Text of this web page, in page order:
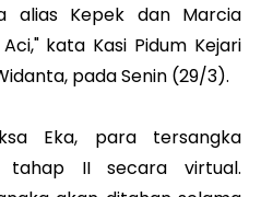
alias Kepek dan Marcia
kata Kasi Pidum Kejari
pada Senin (29/3).
Eka, para tersangka
tahap II secara virtual.